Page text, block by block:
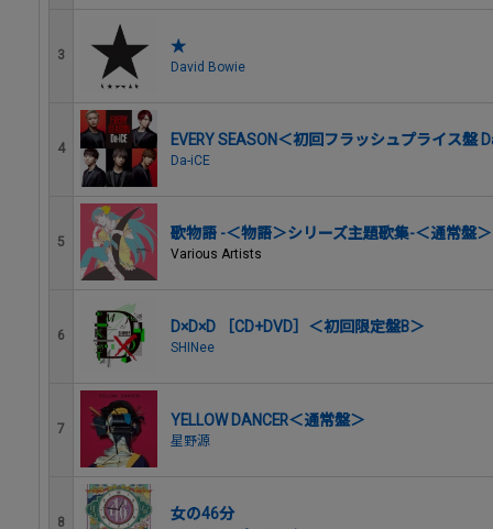
3 ★
David Bowie
4 EVERY SEASON＜初回フラッシュプライス盤
Da-iCE
5 歌物語 -＜物語＞シリーズ主題歌集-＜通常盤＞
Various Artists
6 D×D×D ［CD+DVD］＜初回限定盤B＞
SHINee
7 YELLOW DANCER＜通常盤＞
星野源
8 女の46分